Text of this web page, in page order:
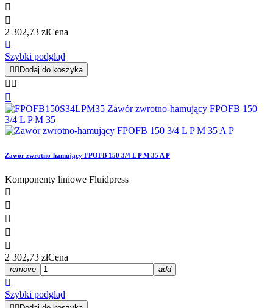


2 302,73 złCena

Szybki podgląd
  Dodaj do koszyka
 

Zawór zwrotno-hamujący FPOFB 150 3/4 L P M 35 A P
Komponenty liniowe Fluidpress





2 302,73 złCena
remove add

Szybki podgląd